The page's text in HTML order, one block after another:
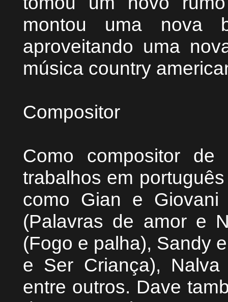
montou uma nova
aproveitando uma
música country
Compositor
Como compositor de
trabalhos em
como Gian e Giovani
(Palavras de amor e
(Fogo e palha), Sandy
e Ser Criança),
entre outros. Dave